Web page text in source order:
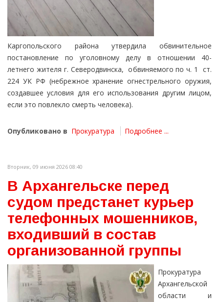
Каргопольского района утвердила обвинительное
постановление по уголовному делу в отношении 40-
летнего жителя г. Северодвинска, обвиняемого по ч. 1 ст.
224 УК РФ (небрежное хранение огнестрельного оружия,
создавшее условия для его использования другим лицом,
если это повлекло смерть человека).
Опубликовано в Прокуратура Подробнее ...
Вторник, 09 июня 2026 08:40
В Архангельске перед
судом предстанет курьер
телефонных мошенников,
входивший в состав
организованной группы
Прокуратура
Архангельской
области и